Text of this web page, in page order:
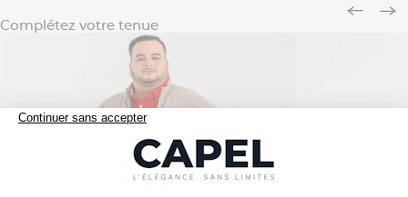
Complétez votre tenue